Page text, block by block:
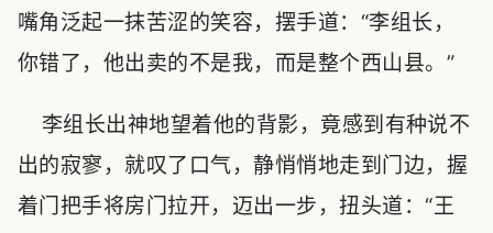
嘴角泛起一抹苦涩的笑容，摆手道：“李组长，
你错了，他出卖的不是我，而是整个西山县。”
李组长出神地望着他的背影，竟感到有种说不
出的寂寥，就叹了口气，静悄悄地走到门边，握
着门把手将房门拉开，迈出一步，扭头道：“王